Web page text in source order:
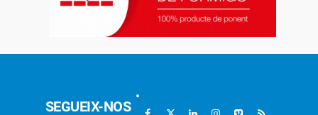
SEGUEIX-NOS